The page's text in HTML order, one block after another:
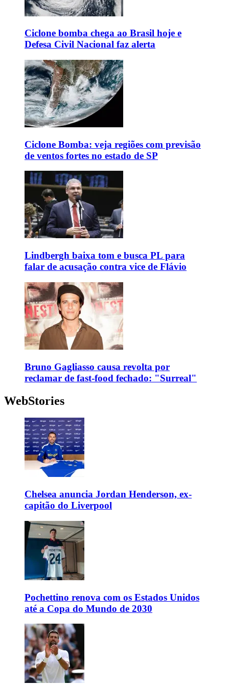
Ciclone bomba chega ao Brasil hoje e
Defesa Civil Nacional faz alerta
Ciclone Bomba: veja regiões com previsão
de ventos fortes no estado de SP
Lindbergh baixa tom e busca PL para
falar de acusação contra vice de Flávio
Bruno Gagliasso causa revolta por
reclamar de fast-food fechado: "Surreal"
WebStories
Chelsea anuncia Jordan Henderson, ex-
capitão do Liverpool
Pochettino renova com os Estados Unidos
até a Copa do Mundo de 2030